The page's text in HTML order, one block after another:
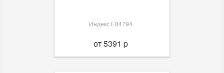
Индекс Е84794
от 5391 p